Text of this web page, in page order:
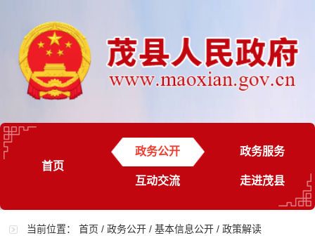
首页
政务公开 政务服务
互动交流 走进茂县
当前位置：首页 /政务公开 /基本信息公开 /政策解读